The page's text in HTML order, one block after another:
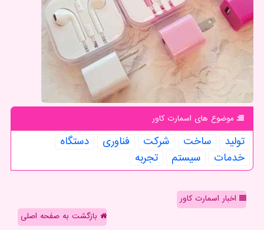
موضوع های اسمارت كاور
تولید ساخت شركت فناوری
دستگاه
خدمات
سیستم تجربه
اخبار اسمارت کاور
بازگشت به صفحه اصلی